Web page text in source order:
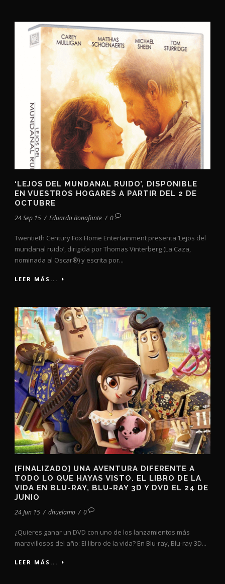
‘LEJOS DEL MUNDANAL RUIDO’, DISPONIBLE
EN VUESTROS HOGARES A PARTIR DEL 2 DE
OCTUBRE
24 Sep 15 / Eduardo Bonafonte / 0
Twentieth Century Fox Home Entertainment presenta ‘Lejos del
mundanal ruido’, dirigida por Thomas Vinterberg (La Caza,
nominada al Oscar®) y escrita por...
LEER MÁS...
[FINALIZADO] UNA AVENTURA DIFERENTE A
TODO LO QUE HAYAS VISTO. EL LIBRO DE LA
VIDA EN BLU-RAY, BLU-RAY 3D Y DVD EL 24 DE
JUNIO
24 Jun 15 / dhuelamo / 0
¿Quieres ganar un DVD con uno de los lanzamientos más
maravillosos del año: El libro de la vida? En Blu-ray, Blu-ray 3D...
LEER MÁS...